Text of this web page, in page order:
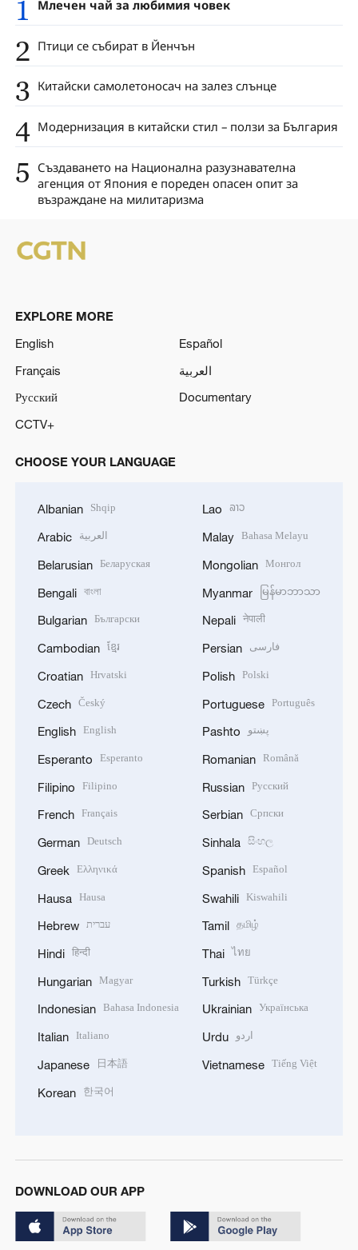
1 Млечен чай за любимия човек
2 Птици се събират в Йенчън
3 Китайски самолетоносач на залез слънце
4 Модернизация в китайски стил – ползи за България
5 Създаването на Национална разузнавателна
агенция от Япония е пореден опасен опит за
възраждане на милитаризма
EXPLORE MORE
English
Español
Français
العربية
Русский
Documentary
CCTV+
CHOOSE YOUR LANGUAGE
Albanian Shqip
Arabic العربية
Belarusian Беларуская
Bengali বাংলা
Bulgarian Български
Cambodian ខ្មែរ
Croatian Hrvatski
Czech Český
English English
Esperanto Esperanto
Filipino Filipino
French Français
German Deutsch
Greek Ελληνικά
Hausa Hausa
Hebrew עברית
Hindi हिन्दी
Hungarian Magyar
Indonesian Bahasa Indonesia
Italian Italiano
Japanese 日本語
Korean 한국어
Lao ລາວ
Malay Bahasa Melayu
Mongolian Монгол
Myanmar မြန်မာဘာသာ
Nepali नेपाली
Persian فارسی
Polish Polski
Portuguese Português
Pashto پښتو
Romanian Română
Russian Русский
Serbian Српски
Sinhala සිංහල
Spanish Español
Swahili Kiswahili
Tamil தமிழ்
Thai ไทย
Turkish Türkçe
Ukrainian Українська
Urdu اردو
Vietnamese Tiếng Việt
DOWNLOAD OUR APP